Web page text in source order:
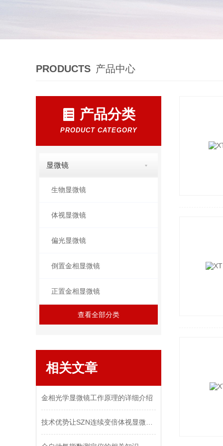
PRODUCTS 产品中心
产品分类
PRODUCT CATEGORY
显微镜
生物显微镜
体视显微镜
偏光显微镜
倒置金相显微镜
正置金相显微镜
查看全部分类
相关文章
金相光学显微镜工作原理的详细介绍